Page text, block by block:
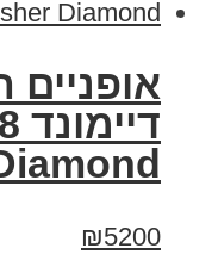
₪5200